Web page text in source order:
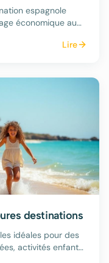
espagnole
économique au
Lire
destinations
idéales pour des
activités enfants